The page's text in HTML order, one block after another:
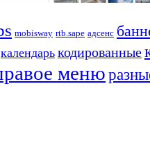
mobisway rtb.sape адсенс
календарь кодированные
меню